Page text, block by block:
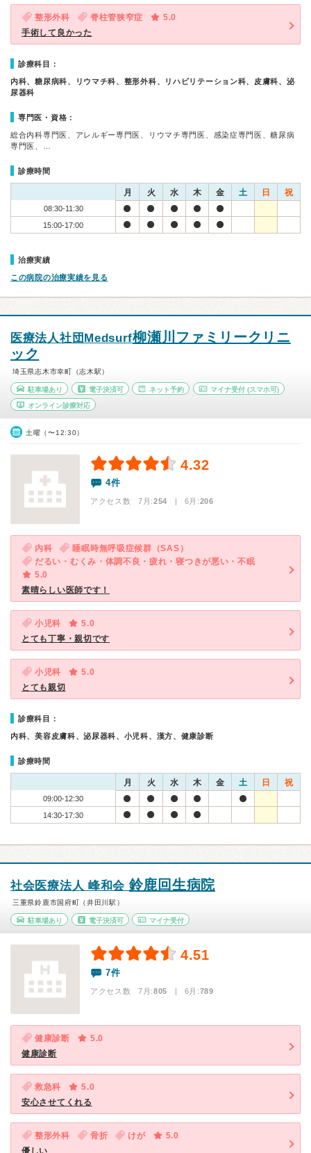
整形外科 脊柱管狭窄症
5.0
手術して良かった
診療科目：
内科、糖尿病科、リウマチ科、整形外科、リハビリテーション科、皮膚科、泌
尿器科
専門医・資格：
総合内科専門医、アレルギー専門医、リウマチ専門医、感染症専門医、糖尿病
専門医、…
診療時間
月 火 水 木 金 土 日 祝
08:30-11:30
15:00-17:00
治療実績
この病院の治療実績を見る
医療法人社団Medsurf柳瀬川ファミリークリニ
ック
埼玉県志木市幸町（志木駅）
駐車場あり 電子決済可 ネット予約 マイナ受付 (スマホ可)
オンライン診療対応
土曜（〜12:30）
4.32
4件
アクセス数 7月:254 | 6月:206
内科
睡眠時無呼吸症候群（SAS）
だるい・むくみ・体調不良・疲れ・寝つきが悪い・不眠
5.0
素晴らしい医師です！
小児科
5.0
とても丁寧・親切です
小児科
5.0
とても親切
診療科目：
内科、美容皮膚科、泌尿器科、小児科、漢方、健康診断
診療時間
月 火 水 木 金 土 日 祝
09:00-12:30
14:30-17:30
社会医療法人 峰和会 鈴鹿回生病院
三重県鈴鹿市国府町（井田川駅）
駐車場あり 電子決済可 マイナ受付
4.51
7件
アクセス数 7月:805 | 6月:789
健康診断
5.0
健康診断
救急科
5.0
安心させてくれる
整形外科 骨折 けが
5.0
優しい